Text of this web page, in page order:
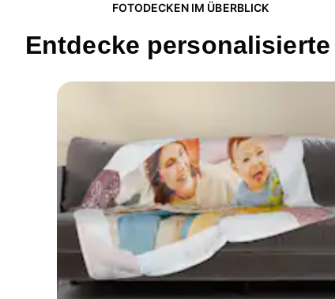
FOTODECKEN IM ÜBERBLICK
Entdecke